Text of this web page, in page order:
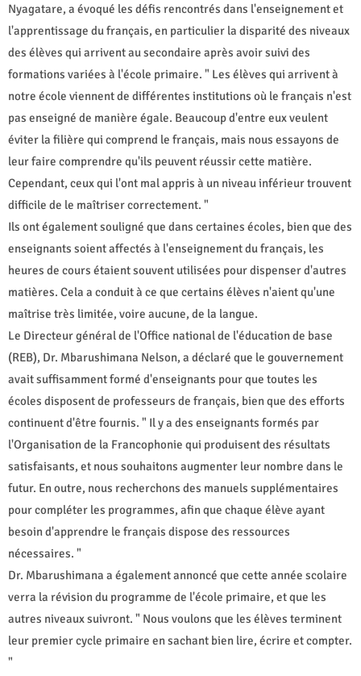
Nyagatare, a évoqué les défis rencontrés dans l'enseignement et
l'apprentissage du français, en particulier la disparité des niveaux
des élèves qui arrivent au secondaire après avoir suivi des
formations variées à l'école primaire. " Les élèves qui arrivent à
notre école viennent de différentes institutions où le français n'est
pas enseigné de manière égale. Beaucoup d'entre eux veulent
éviter la filière qui comprend le français, mais nous essayons de
leur faire comprendre qu'ils peuvent réussir cette matière.
Cependant, ceux qui l'ont mal appris à un niveau inférieur trouvent
difficile de le maîtriser correctement. "
Ils ont également souligné que dans certaines écoles, bien que des
enseignants soient affectés à l'enseignement du français, les
heures de cours étaient souvent utilisées pour dispenser d'autres
matières. Cela a conduit à ce que certains élèves n'aient qu'une
maîtrise très limitée, voire aucune, de la langue.
Le Directeur général de l'Office national de l'éducation de base
(REB), Dr. Mbarushimana Nelson, a déclaré que le gouvernement
avait suffisamment formé d'enseignants pour que toutes les
écoles disposent de professeurs de français, bien que des efforts
continuent d'être fournis. " Il y a des enseignants formés par
l'Organisation de la Francophonie qui produisent des résultats
satisfaisants, et nous souhaitons augmenter leur nombre dans le
futur. En outre, nous recherchons des manuels supplémentaires
pour compléter les programmes, afin que chaque élève ayant
besoin d'apprendre le français dispose des ressources
nécessaires. "
Dr. Mbarushimana a également annoncé que cette année scolaire
verra la révision du programme de l'école primaire, et que les
autres niveaux suivront. " Nous voulons que les élèves terminent
leur premier cycle primaire en sachant bien lire, écrire et compter.
"